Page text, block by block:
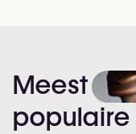
Meest
populaire